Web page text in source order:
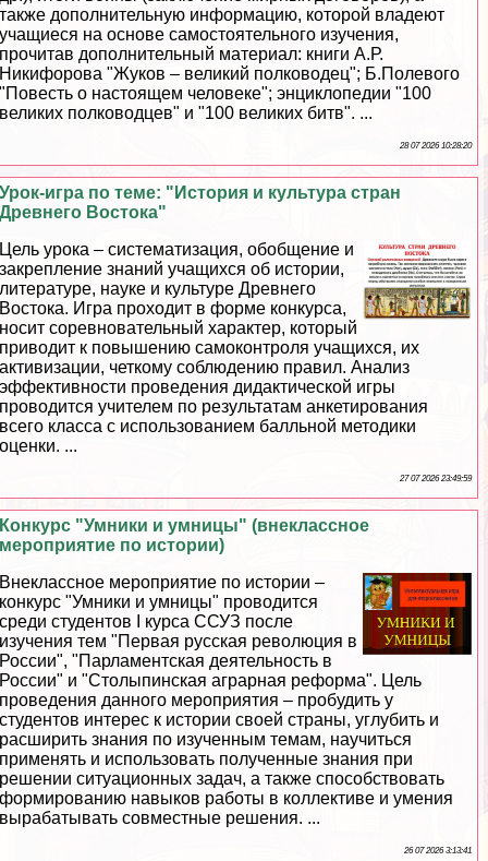
также дополнительную информацию, которой владеют
учащиеся на основе самостоятельного изучения,
прочитав дополнительный материал: книги А.Р.
Никифорова "Жуков – великий полководец"; Б.Полевого
"Повесть о настоящем человеке"; энциклопедии "100
великих полководцев" и "100 великих битв". ...
28 07 2026 10:28:20
Урок-игра по теме: "История и культура стран
Древнего Востока"
Цель урока – систематизация, обобщение и
закрепление знаний учащихся об истории,
литературе, науке и культуре Древнего
Востока. Игра проходит в форме конкурса,
носит соревновательный хаpaктер, который
приводит к повышению самоконтроля учащихся, их
активизации, четкому соблюдению правил. Анализ
эффективности проведения дидактической игры
проводится учителем по результатам анкетирования
всего класса с использованием балльной методики
оценки. ...
27 07 2026 23:49:59
Конкурс "Умники и умницы" (внеклассное
мероприятие по истории)
Внеклассное мероприятие по истории –
конкурс "Умники и умницы" проводится
среди студентов I курса ССУЗ после
изучения тем "Первая русская революция в
России", "Парламентская деятельность в
России" и "Столыпинская аграрная реформа". Цель
проведения данного мероприятия – пробудить у
студентов интерес к истории своей страны, углубить и
расширить знания по изученным темам, научиться
применять и использовать полученные знания при
решении ситуационных задач, а также способствовать
формированию навыков работы в коллективе и умения
выpaбатывать совместные решения. ...
26 07 2026 3:13:41